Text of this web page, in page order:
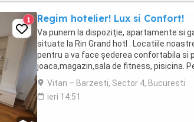
1 Regim hotelier! Lux si Confort!
Va punem la dispoziție, apartamente si
situate la Rin Grand hotl . Locatiile
pentru a va face șederea confortabila si
joaca,magazin,sala de fitness, pisicina.
ezitati sa ne contactați. ...
Vitan – Barzesti, Sector 4, Bucuresti
ieri 14:51